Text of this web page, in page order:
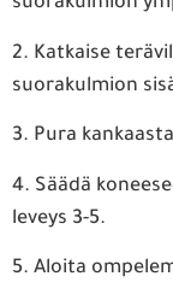
2. Katkaise
suorakulmion
3. Pura
4. Säädä
leveys 3-5.
5. Aloita